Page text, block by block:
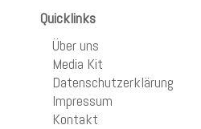
Quicklinks
Über uns
Media Kit
Datenschutzerklärung
Impressum
Kontakt